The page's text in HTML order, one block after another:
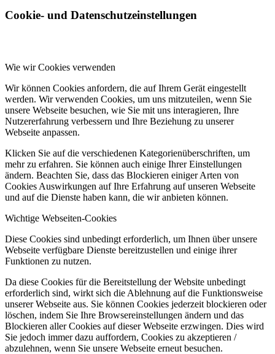
Cookie- und Datenschutzeinstellungen
Wie wir Cookies verwenden
Wir können Cookies anfordern, die auf Ihrem Gerät eingestellt
werden. Wir verwenden Cookies, um uns mitzuteilen, wenn Sie
unsere Webseite besuchen, wie Sie mit uns interagieren, Ihre
Nutzererfahrung verbessern und Ihre Beziehung zu unserer
Webseite anpassen.
Klicken Sie auf die verschiedenen Kategorienüberschriften, um
mehr zu erfahren. Sie können auch einige Ihrer Einstellungen
ändern. Beachten Sie, dass das Blockieren einiger Arten von
Cookies Auswirkungen auf Ihre Erfahrung auf unseren Webseite
und auf die Dienste haben kann, die wir anbieten können.
Wichtige Webseiten-Cookies
Diese Cookies sind unbedingt erforderlich, um Ihnen über unsere
Webseite verfügbare Dienste bereitzustellen und einige ihrer
Funktionen zu nutzen.
Da diese Cookies für die Bereitstellung der Website unbedingt
erforderlich sind, wirkt sich die Ablehnung auf die Funktionsweise
unserer Webseite aus. Sie können Cookies jederzeit blockieren oder
löschen, indem Sie Ihre Browsereinstellungen ändern und das
Blockieren aller Cookies auf dieser Webseite erzwingen. Dies wird
Sie jedoch immer dazu auffordern, Cookies zu akzeptieren /
abzulehnen, wenn Sie unsere Webseite erneut besuchen.